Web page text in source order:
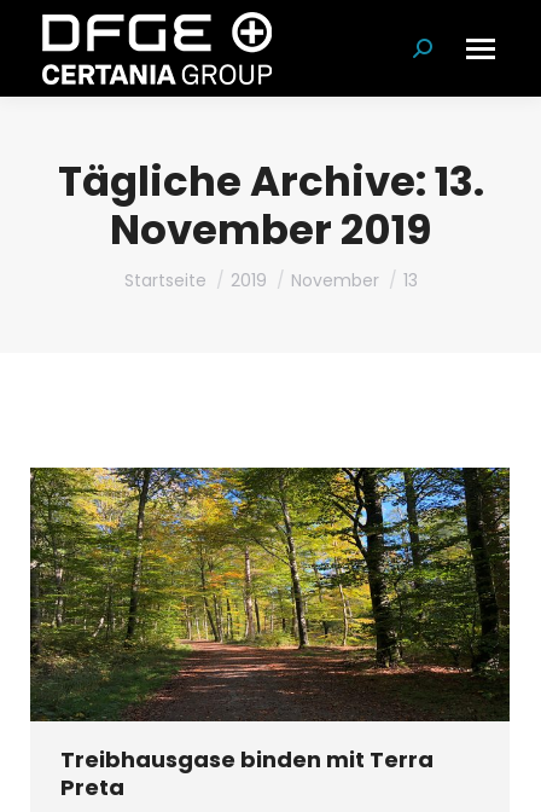
Suchen:
Tägliche Archive:13.
November 2019
Du bist hier:
Startseite 2019 November 13
Treibhausgase binden mit Terra
Preta